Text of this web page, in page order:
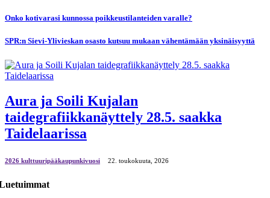
Onko kotivarasi kunnossa poikkeustilanteiden varalle?
SPR:n Sievi-Ylivieskan osasto kutsuu mukaan vähentämään yksinäisyyttä
Aura ja Soili Kujalan
taidegrafiikkanäyttely 28.5. saakka
Taidelaarissa
2026 kulttuuripääkaupunkivuosi 22. toukokuuta, 2026